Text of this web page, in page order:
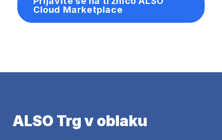
Cloud Marketplace
ALSO Trg v oblaku